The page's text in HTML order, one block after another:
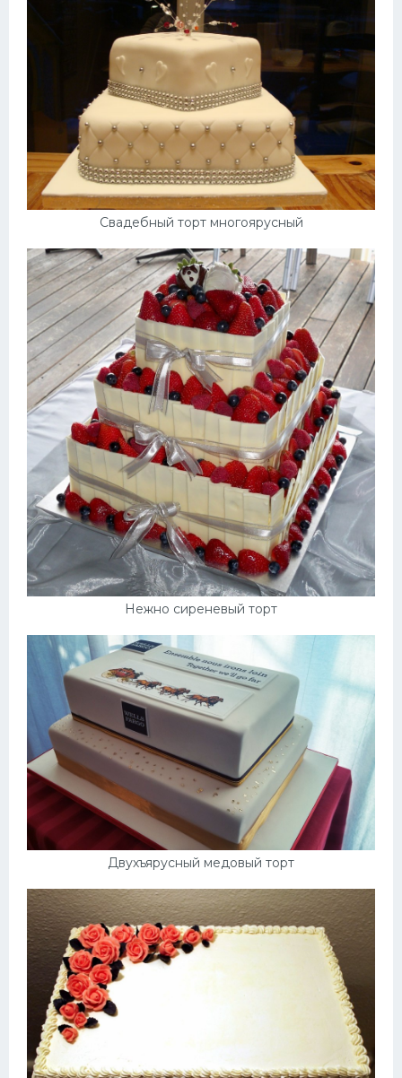
Свадебный торт многоярусный
Нежно сиреневый торт
Двухъярусный медовый торт